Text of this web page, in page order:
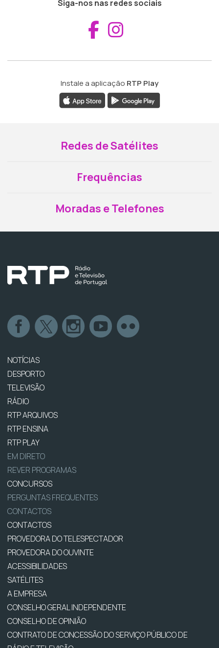
Siga-nos nas redes sociais
Aceder ao
Instale a aplicação RTP Play
Redes de Satélites
Frequências
Moradas e Telefones
NOTÍCIAS
DESPORTO
TELEVISÃO
RÁDIO
RTP ARQUIVOS
RTP ENSINA
RTP PLAY
EM DIRETO
REVER PROGRAMAS
CONCURSOS
PERGUNTAS FREQUENTES
CONTACTOS
CONTACTOS
PROVEDORA DO TELESPECTADOR
PROVEDORA DO OUVINTE
ACESSIBILIDADES
SATÉLITES
A EMPRESA
CONSELHO GERAL INDEPENDENTE
CONSELHO DE OPINIÃO
CONTRATO DE CONCESSÃO DO SERVIÇO PÚBLICO DE